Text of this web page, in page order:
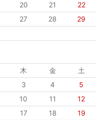
20 21
22
27 28
29
木 金
土
3 4
5
10 11
12
17 18
19